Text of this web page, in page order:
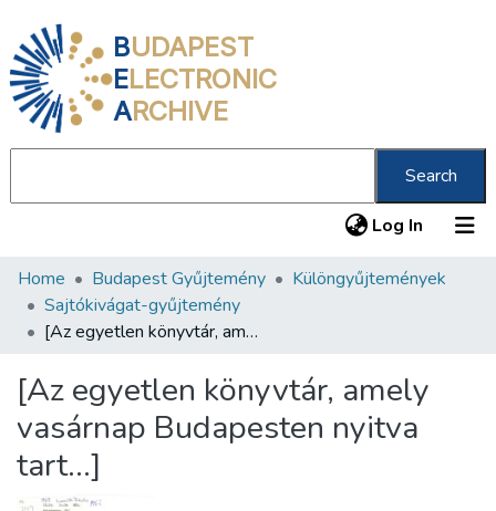
BUDAPEST
ELECTRONIC
ARCHIVE
Search
Log In (current)
Communities & Collections
All of DSpace
About us
Home Budapest Gyűjtemény
Különgyűjtemények
Sajtókivágat-gyűjtemény
[Az egyetlen könyvtár, amely vasárnap Budapesten nyitva tart...]
[Az egyetlen könyvtár, amely
vasárnap Budapesten nyitva
tart...]